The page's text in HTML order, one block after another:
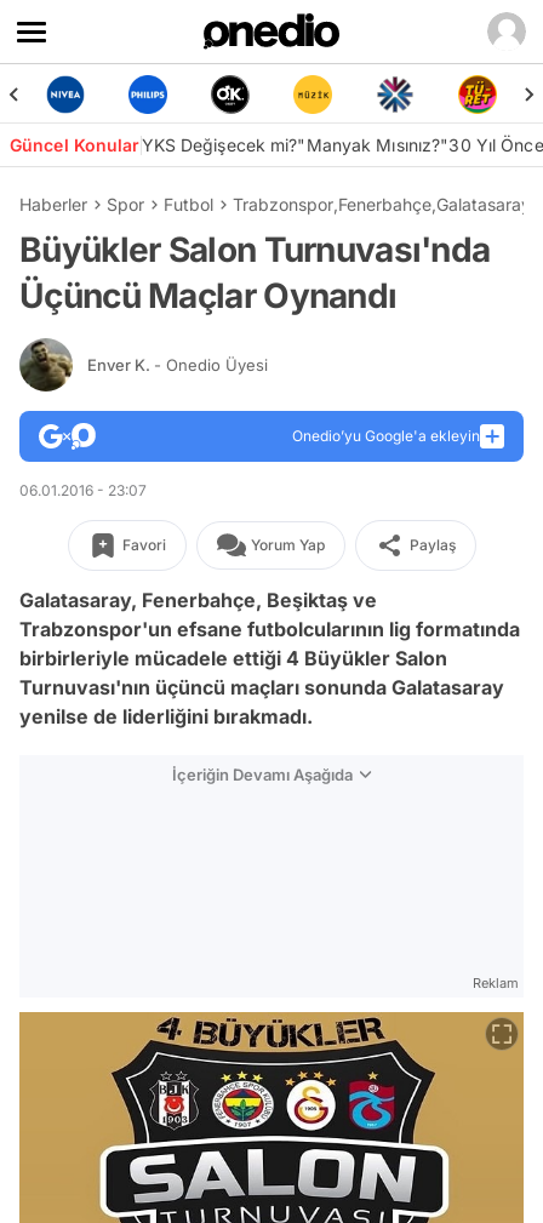
Güncel KonularYKS Değişecek mi?"Manyak Mısınız?"30 Yıl
Haberler Spor Futbol Trabzonspor,Fenerbahçe,Galatasaray
Büyükler Salon Turnuvası'nda
Üçüncü Maçlar Oynandı
Enver K. - Onedio Üyesi
Onedio’yu Google'a ekleyin
06.01.2016 - 23:07
Favori Yorum Yap Paylaş
Galatasaray, Fenerbahçe, Beşiktaş ve
Trabzonspor'un efsane futbolcularının lig formatında
birbirleriyle mücadele ettiği 4 Büyükler Salon
Turnuvası'nın üçüncü maçları sonunda Galatasaray
yenilse de liderliğini bırakmadı.
İçeriğin Devamı Aşağıda
Reklam